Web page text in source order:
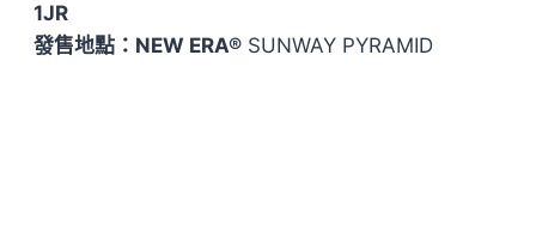
1JR
發售地點：NEW ERA® SUNWAY PYRAMID